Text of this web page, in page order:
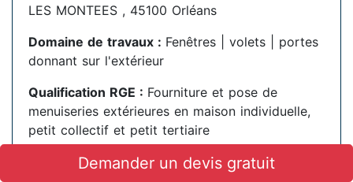
LES MONTEES , 45100 Orléans
Domaine de travaux : Fenêtres | volets | portes
donnant sur l'extérieur
Qualification RGE : Fourniture et pose de
menuiseries extérieures en maison individuelle,
petit collectif et petit tertiaire
Demander un devis gratuit